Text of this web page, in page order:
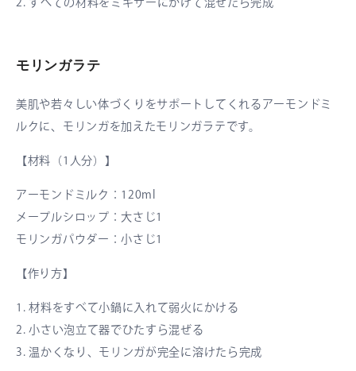
モリンガラテ
美肌や若々しい体づくりをサポートしてくれるアーモンドミ
ルクに、モリンガを加えたモリンガラテです。
【材料（1人分）】
アーモンドミルク：120ml
メープルシロップ：大さじ1
モリンガパウダー：小さじ1
【作り方】
1. 材料をすべて小鍋に入れて弱火にかける
2. 小さい泡立て器でひたすら混ぜる
3. 温かくなり、モリンガが完全に溶けたら完成